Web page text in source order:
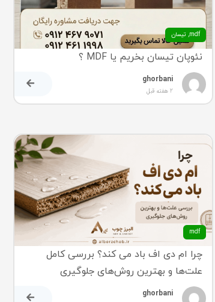
mdf
, تیسان
نئوپان تیسان بخریم یا MDF ؟
ghorbani
2 هفته قبل
mdf
چرا ام دی اف باد می کند؟ بررسی کامل
علت‌ها و بهترین روش‌های جلوگیری
ghorbani